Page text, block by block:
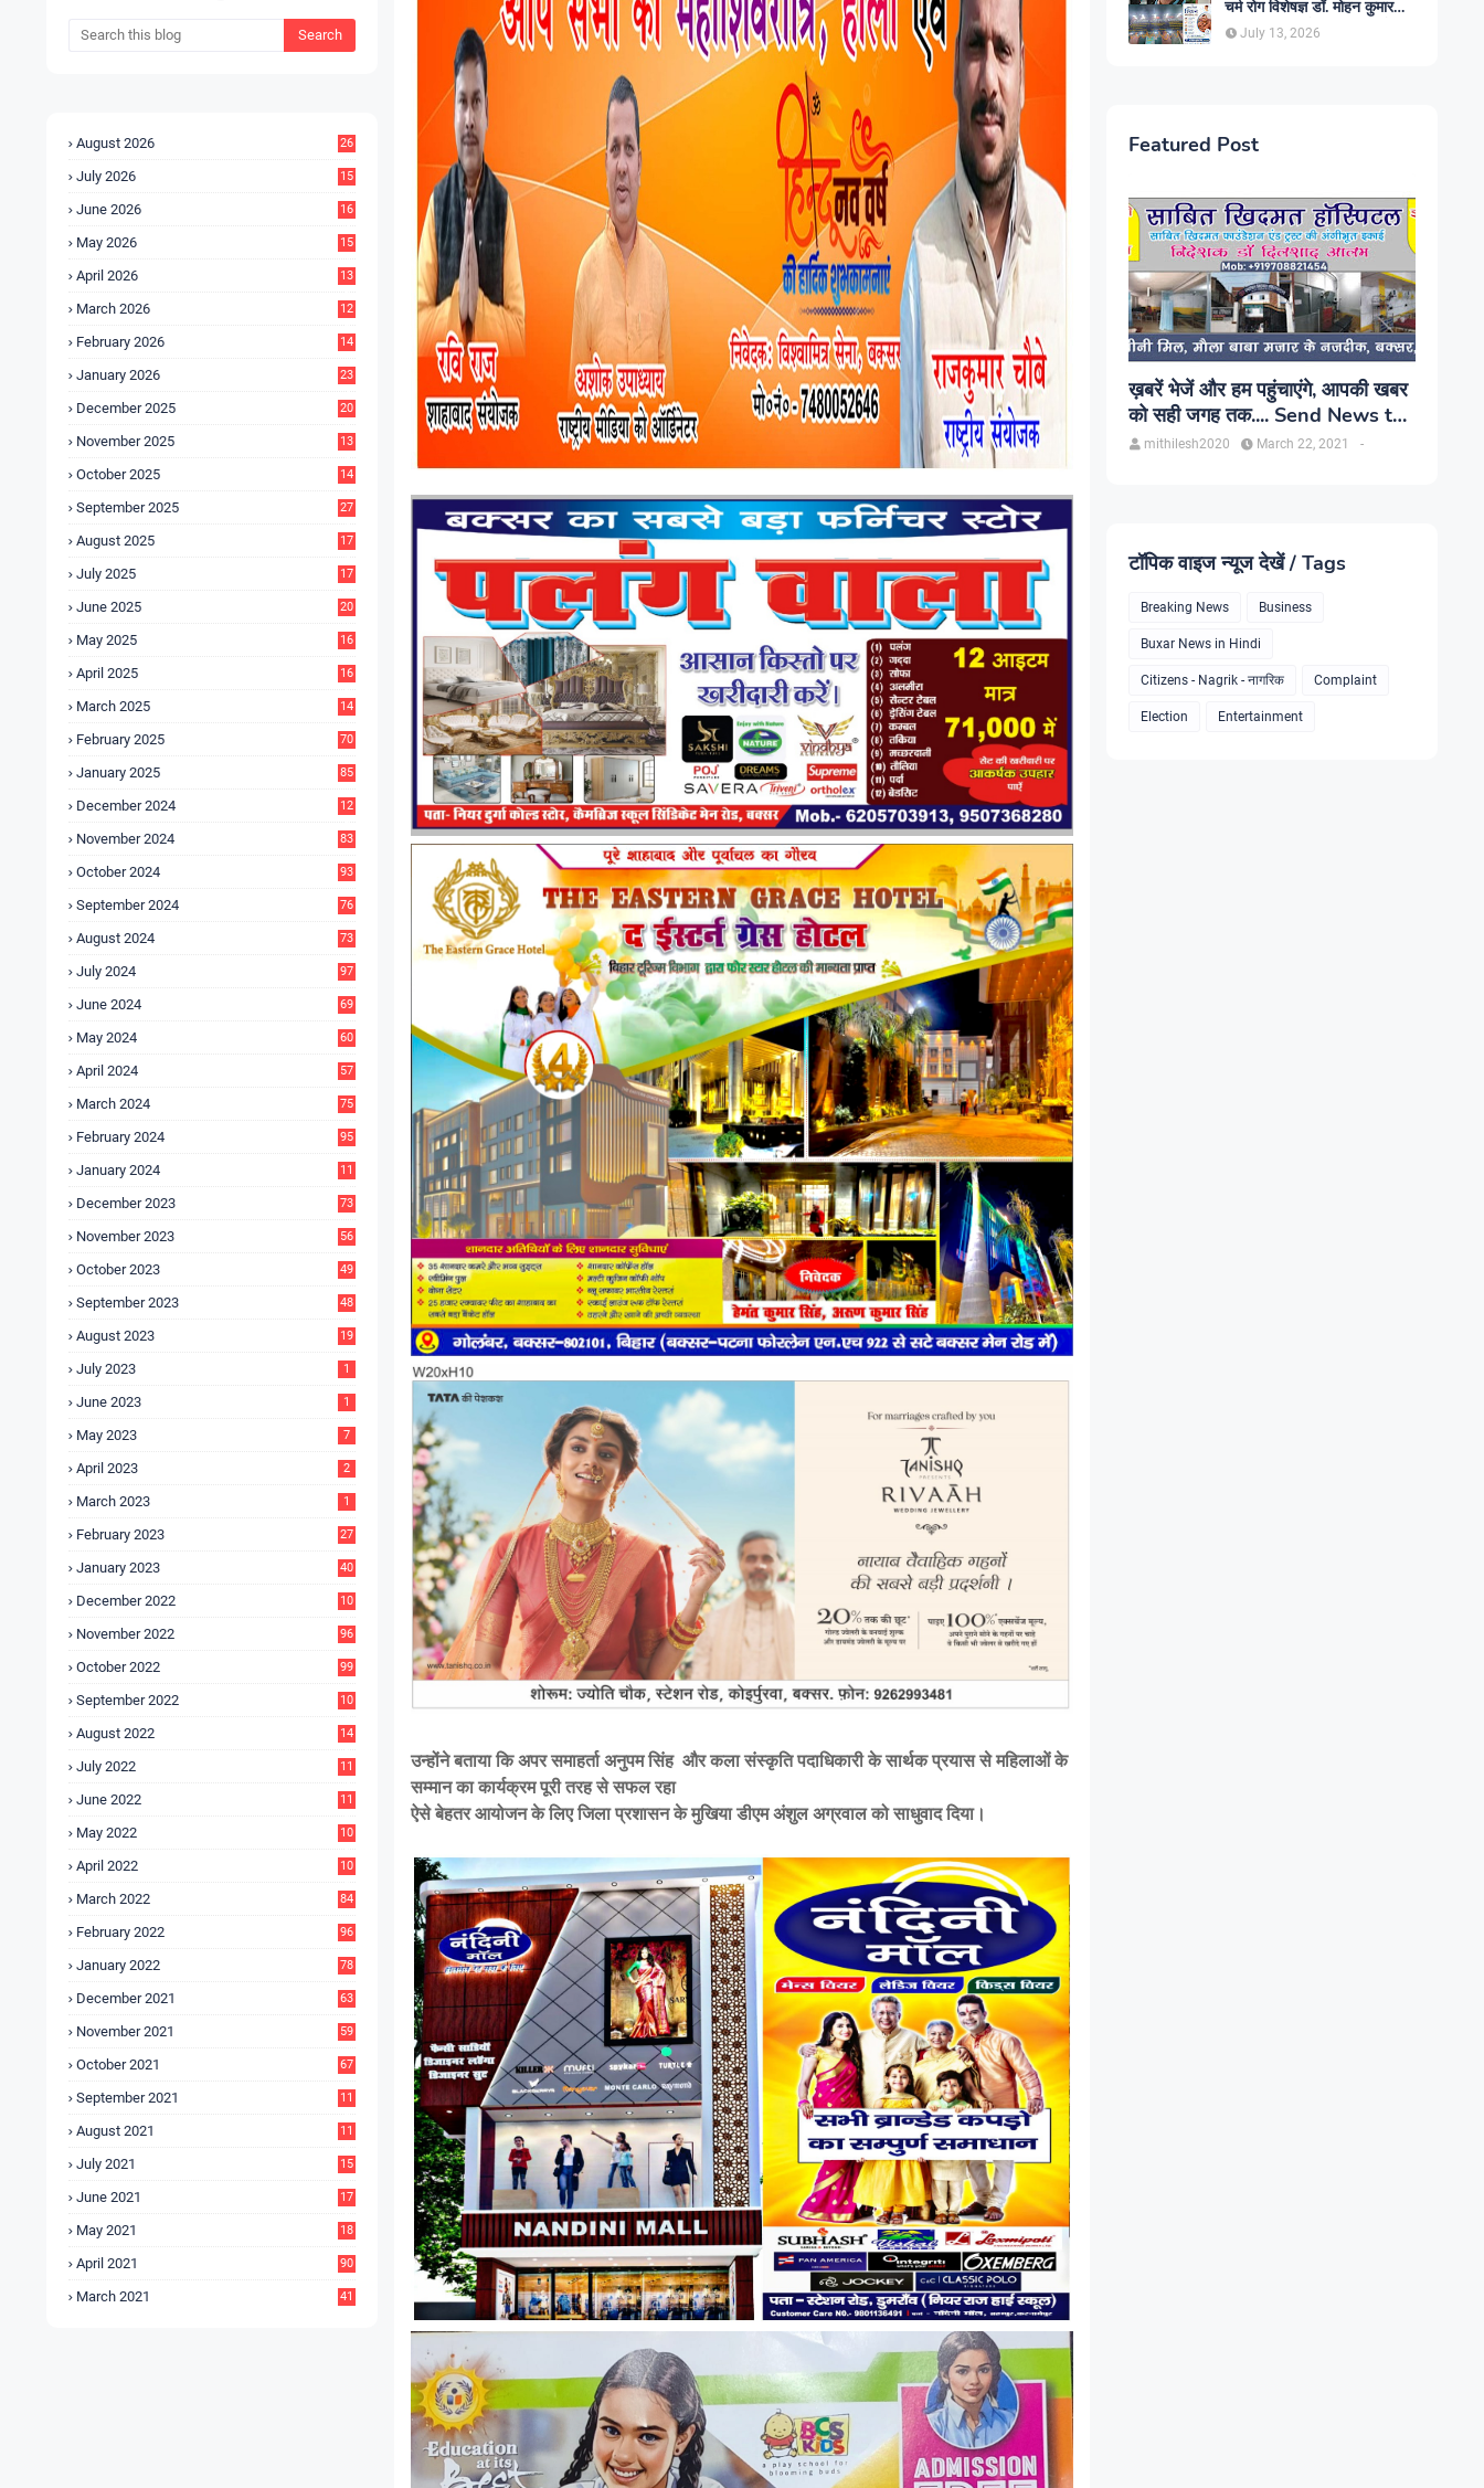
August 2026 26
July 2026
15
June 2026
16
May 2026
15
April 2026
13
March 2026
12
February 2026
14
January 2026
23
December 2025
20
November 2025
13
October 2025
14
September 2025
27
August 2025
17
July 2025
17
June 2025
20
May 2025
16
April 2025
16
March 2025
14
February 2025 70
January 2025 85
December 2024
12
November 2024 83
October 2024 93
September 2024 76
August 2024 73
July 2024 97
June 2024 69
May 2024 60
April 2024 57
March 2024 75
February 2024 95
January 2024
11
December 2023 73
November 2023 56
October 2023 49
September 2023 48
August 2023 19
July 2023 1
June 2023 1
May 2023 7
April 2023 2
March 2023 1
February 2023 27
January 2023 40
December 2022
10
November 2022 96
October 2022 99
September 2022
10
August 2022
14
July 2022
11
June 2022
11
May 2022
10
April 2022
10
March 2022 84
February 2022 96
January 2022 78
December 2021 63
November 2021 59
October 2021 67
September 2021
11
August 2021
11
July 2021
15
June 2021
17
May 2021
18
April 2021 90
March 2021 41
उन्होंने बताया कि अपर समाहर्ता अनुपम सिंह और कला संस्कृति पदाधिकारी के सार्थक प्रयास से महिलाओं के
सम्मान का कार्यक्रम पूरी तरह से सफल रहा
ऐसे बेहतर आयोजन के लिए जिला प्रशासन के मुखिया डीएम अंशुल अग्रवाल को साधुवाद दिया।
चर्म रोग विशेषज्ञ डॉ. मोहन कुमार
सिंह, प्रकाश यूरो क्लिनिक में होगा
परामर्श
July 13, 2026
Featured Post
ख़बरें भेजें और हम पहुंचाएंगे, आपकी खबर
को सही जगह तक.... Send News to
us!mithilesh2020 -
March 22, 2021
टॉपिक वाइज न्यूज देखें / Tags
Breaking News Business
Buxar News in Hindi
Citizens - Nagrik - नागरिक Complaint
Election Entertainment